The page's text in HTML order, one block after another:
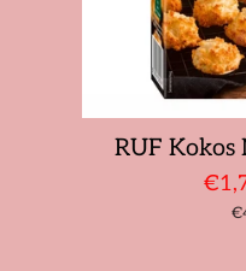
RUF